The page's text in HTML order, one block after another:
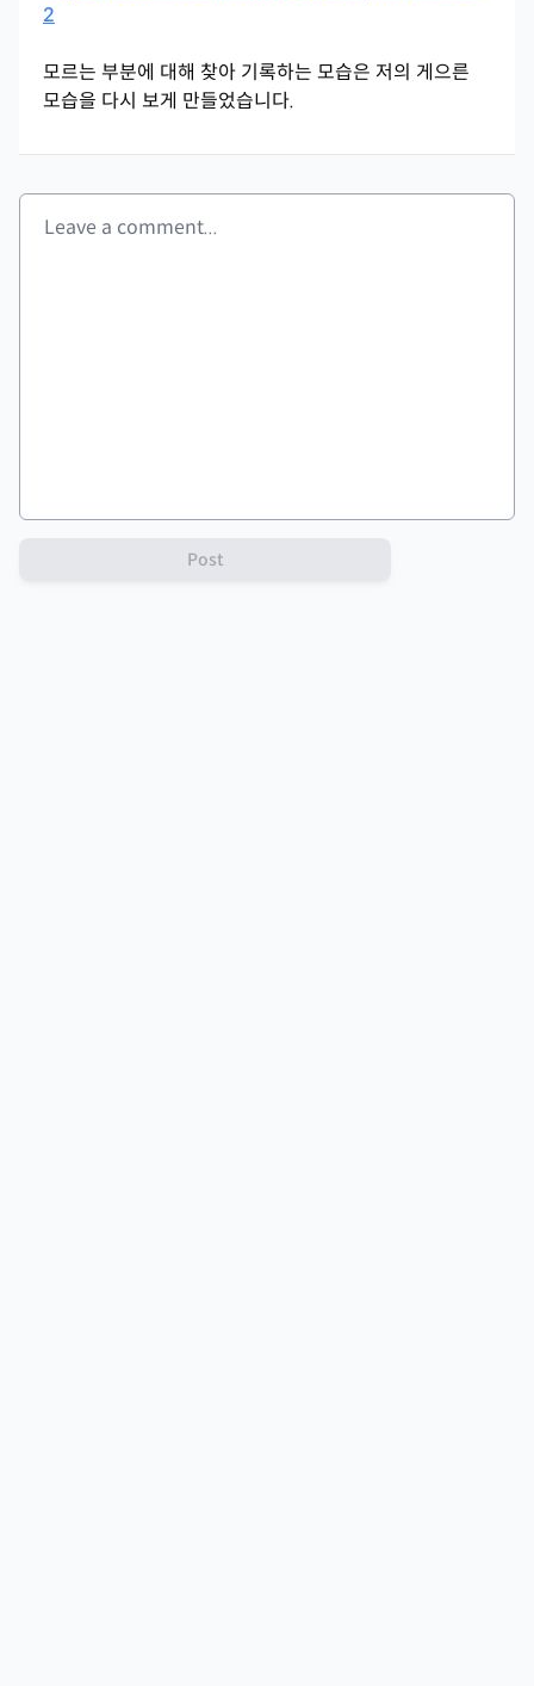
2
모르는 부분에 대해 찾아 기록하는 모습은 저의 게으른
모습을 다시 보게 만들었습니다.
Post